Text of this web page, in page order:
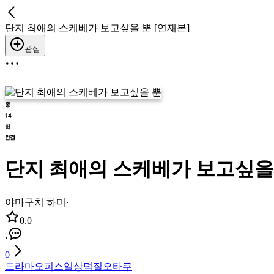
단지 최애의 스케베가 보고싶을 뿐 [연재본]
관심
단지 최애의 스케베가 보고싶
야마구치 하미 ·
0.0
·
0
드라마오피스일상덕질 오타쿠